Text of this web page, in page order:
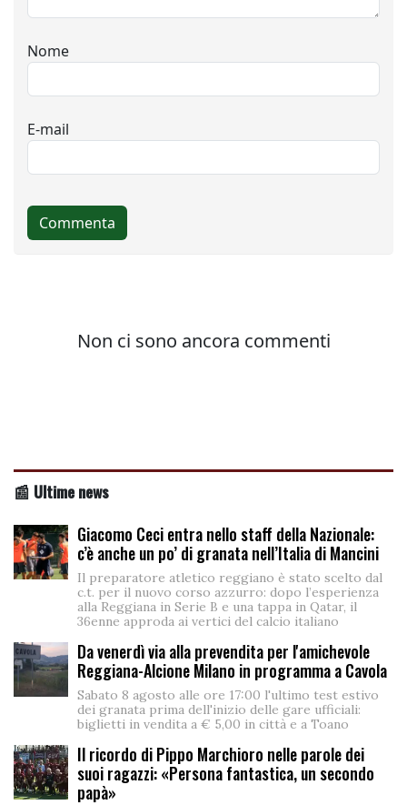
📰 Ultime news
Giacomo Ceci entra nello staff della Nazionale:
c’è anche un po’ di granata nell’Italia di Mancini
Il preparatore atletico reggiano è stato scelto dal
c.t. per il nuovo corso azzurro: dopo l’esperienza
alla Reggiana in Serie B e una tappa in Qatar, il
36enne approda ai vertici del calcio italiano
Da venerdì via alla prevendita per l'amichevole
Reggiana-Alcione Milano in programma a Cavola
Sabato 8 agosto alle ore 17:00 l'ultimo test estivo
dei granata prima dell'inizio delle gare ufficiali:
biglietti in vendita a € 5,00 in città e a Toano
Il ricordo di Pippo Marchioro nelle parole dei
suoi ragazzi: «Persona fantastica, un secondo
papà»